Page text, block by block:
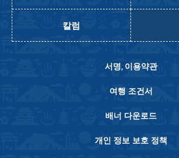
칼럼
서명, 이용약관
여행 조건서
배너 다운로드
개인 정보 보호 정책